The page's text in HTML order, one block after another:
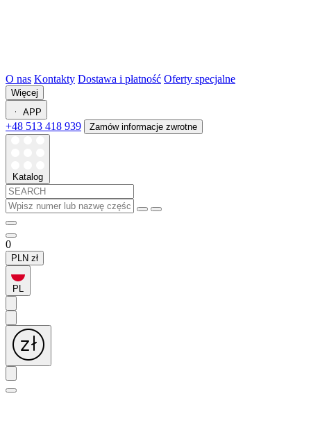
O nas Kontakty Dostawa i płatność Oferty specjalne
Więcej
APP
+48 513 418 939 Zamów informacje zwrotne
Katalog
0
PLN zł
PL